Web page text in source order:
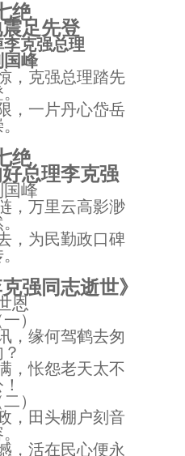
绝
震足先登
克强总理
国峰
，克强总理踏先
，一片丹心岱岳
绝
总理李克强
国峰
，万里云高影渺
，为民勤政口碑
强同志逝世》
恩
一）
，缘何驾鹤去匆
，怅怨老天太不
二）
，田头棚户刻音
，活在民心便永